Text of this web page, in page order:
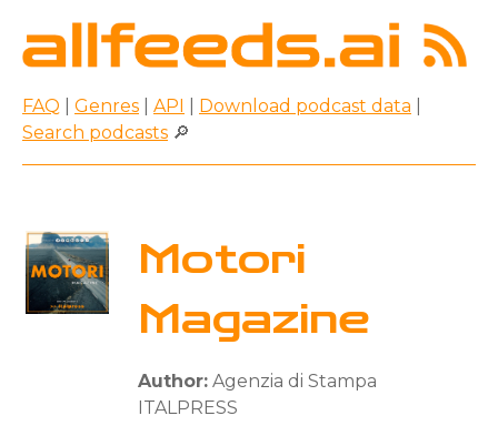
FAQ Genres API Download podcast data
Search podcasts 🔎
Motori
Magazine
Author: Agenzia di Stampa
ITALPRESS